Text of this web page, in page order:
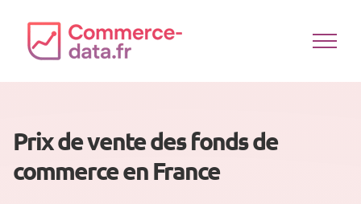
contenu
Prix de vente des fonds de
commerce en France